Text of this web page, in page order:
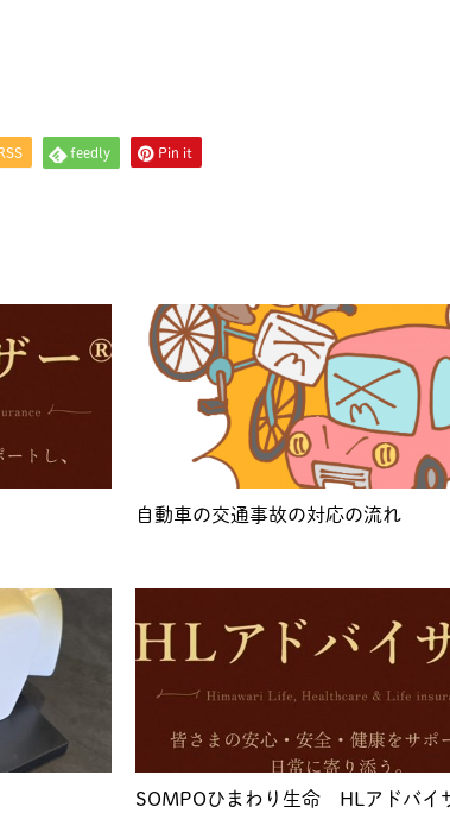
feedly Pin it
自動車の交通事故の対応の流れ
SOMPOひまわり生命 HLアドバイ